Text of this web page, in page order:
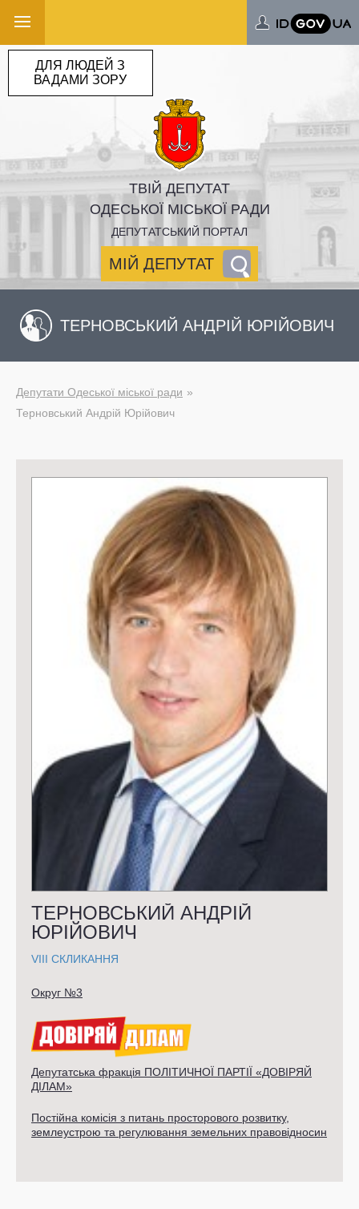
ТВІЙ ДЕПУТАТ
ОДЕСЬКОЇ МІСЬКОЇ РАДИ
ДЕПУТАТСЬКИЙ ПОРТАЛ
МІЙ ДЕПУТАТ
ДЛЯ ЛЮДЕЙ З
ВАДАМИ ЗОРУ
ТЕРНОВСЬКИЙ АНДРІЙ ЮРІЙОВИЧ
Депутати Одеської міської ради
Терновський Андрій Юрійович
ТЕРНОВСЬКИЙ АНДРІЙ
ЮРІЙОВИЧ
VIII СКЛИКАННЯ
Округ №3
Депутатська фракція ПОЛІТИЧНОЇ ПАРТІЇ «ДОВІРЯЙ
ДІЛАМ»
Постійна комісія з питань просторового розвитку,
землеустрою та регулювання земельних правовідносин